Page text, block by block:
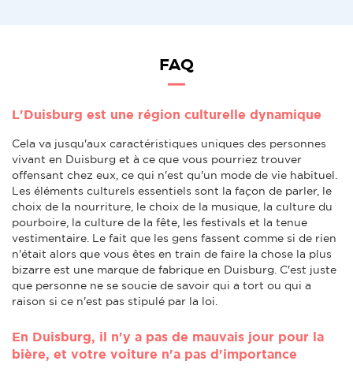
FAQ
L'Duisburg est une région culturelle dynamique
Cela va jusqu'aux caractéristiques uniques des personnes
vivant en Duisburg et à ce que vous pourriez trouver
offensant chez eux, ce qui n'est qu'un mode de vie habituel.
Les éléments culturels essentiels sont la façon de parler, le
choix de la nourriture, le choix de la musique, la culture du
pourboire, la culture de la fête, les festivals et la tenue
vestimentaire. Le fait que les gens fassent comme si de rien
n'était alors que vous êtes en train de faire la chose la plus
bizarre est une marque de fabrique en Duisburg. C'est juste
que personne ne se soucie de savoir qui a tort ou qui a
raison si ce n'est pas stipulé par la loi.
En Duisburg, il n'y a pas de mauvais jour pour la
bière, et votre voiture n'a pas d'importance